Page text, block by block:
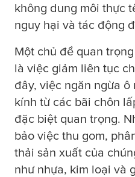
không dung môi thực
nguy hại và tác động
Một chủ đề quan
là việc giảm liên tục
đây, việc ngăn ngừa
kính từ các bãi chôn
đặc biệt quan trọng.
bảo việc thu gom,
thải sản xuất của
như nhựa, kim loại và